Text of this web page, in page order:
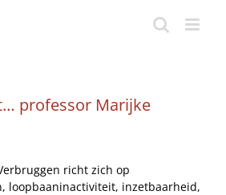
professor Marijke
richt zich op
loopbaaninactiviteit, inzetbaarheid,